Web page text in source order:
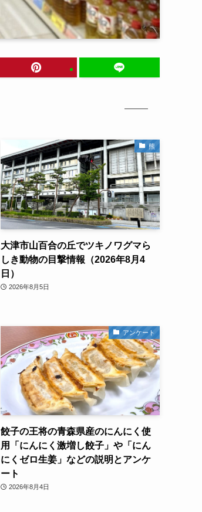
熊
大津市山百合の丘でツキノワグマら
しき動物の目撃情報（2026年8月4
日）
2026年8月5日
アンケート
餃子の王将の青森県産のにんにく使
用「にんにく激増し餃子」や「にん
にくゼロ生姜」などの説明とアンケ
ート
2026年8月4日